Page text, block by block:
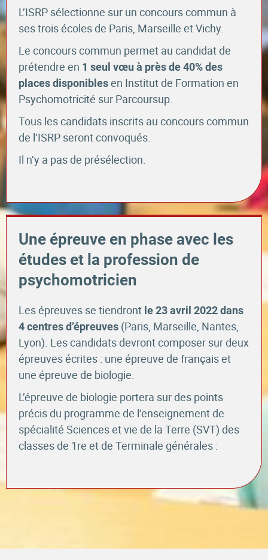
L’ISRP sélectionne sur un concours commun à
ses trois écoles de Paris, Marseille et Vichy.
Le concours commun permet au candidat de
prétendre en 1 seul vœu à près de 40% des
places disponiblesen Institut de Formation en
Psychomotricité sur Parcoursup.
Tous les candidats inscrits au concours commun
de l’ISRP seront convoqués.
Il n’y a pas de présélection.
Une épreuve en phase avec les
études et la profession de
psychomotricien
Les épreuves se tiendront le 23 avril 2022 dans
4 centres d’épreuves (Paris, Marseille, Nantes,
Lyon). Les candidats devront composer sur deux
épreuves écrites : une épreuve de français et
une épreuve de biologie.
L’épreuve de biologie portera sur des points
précis du programme de l’enseignement de
spécialité Sciences et vie de la Terre (SVT) des
classes de 1re et de Terminale générales :